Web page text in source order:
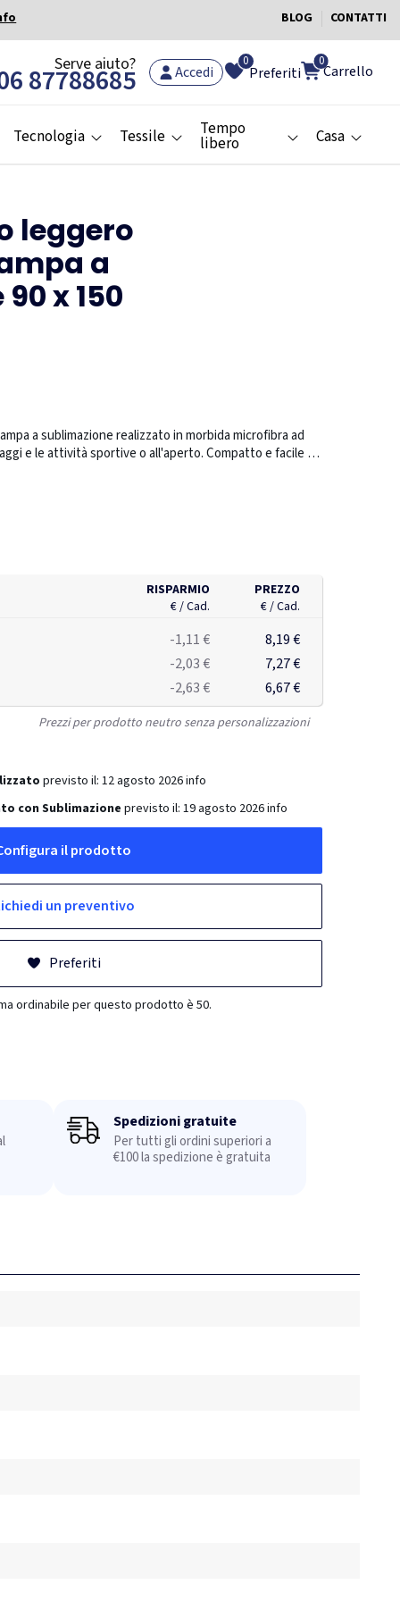
BLOG CONTATTI
Serve aiuto?
87788685 Accedi Preferiti
0 0
Carrello
Tecnologia Tessile Tempo
libero Casa
leggero
a
x 150
a sublimazione realizzato in morbida microfibra ad
e le attività sportive o all'aperto. Compatto e facile da
RISPARMIO
€ / Cad.
PREZZO
€ / Cad.
-1,11 €
8,19 €
-2,03 €
7,27 €
-2,63 €
6,67 €
Prezzi per prodotto neutro senza personalizzazioni
previsto il: 12 agosto 2026info
con Sublimazione previsto il: 19 agosto 2026info
il prodotto
un preventivo
Preferiti
ordinabile per questo prodotto è 50.
Spedizioni gratuite
Per tutti gli ordini superiori a
€100 la spedizione è gratuita